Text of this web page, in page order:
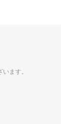
ます。